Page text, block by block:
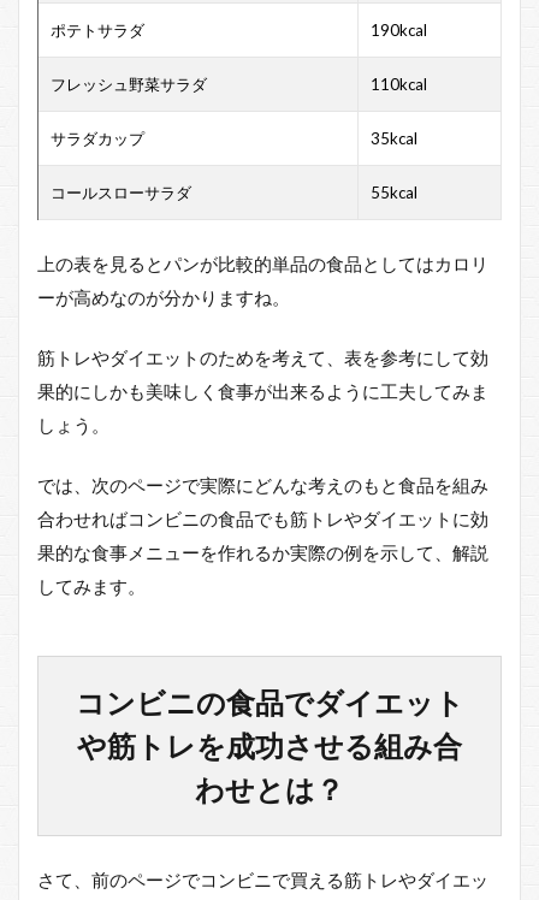
ポテトサラダ 190kcal
フレッシュ野菜サラダ 110kcal
サラダカップ 35kcal
コールスローサラダ 55kcal
上の表を見るとパンが比較的単品の食品としてはカロリ
ーが高めなのが分かりますね。
筋トレやダイエットのためを考えて、表を参考にして効
果的にしかも美味しく食事が出来るように工夫してみま
しょう。
では、次のページで実際にどんな考えのもと食品を組み
合わせればコンビニの食品でも筋トレやダイエットに効
果的な食事メニューを作れるか実際の例を示して、解説
してみます。
コンビニの食品でダイエット
や筋トレを成功させる組み合
わせとは？
さて、前のページでコンビニで買える筋トレやダイエッ